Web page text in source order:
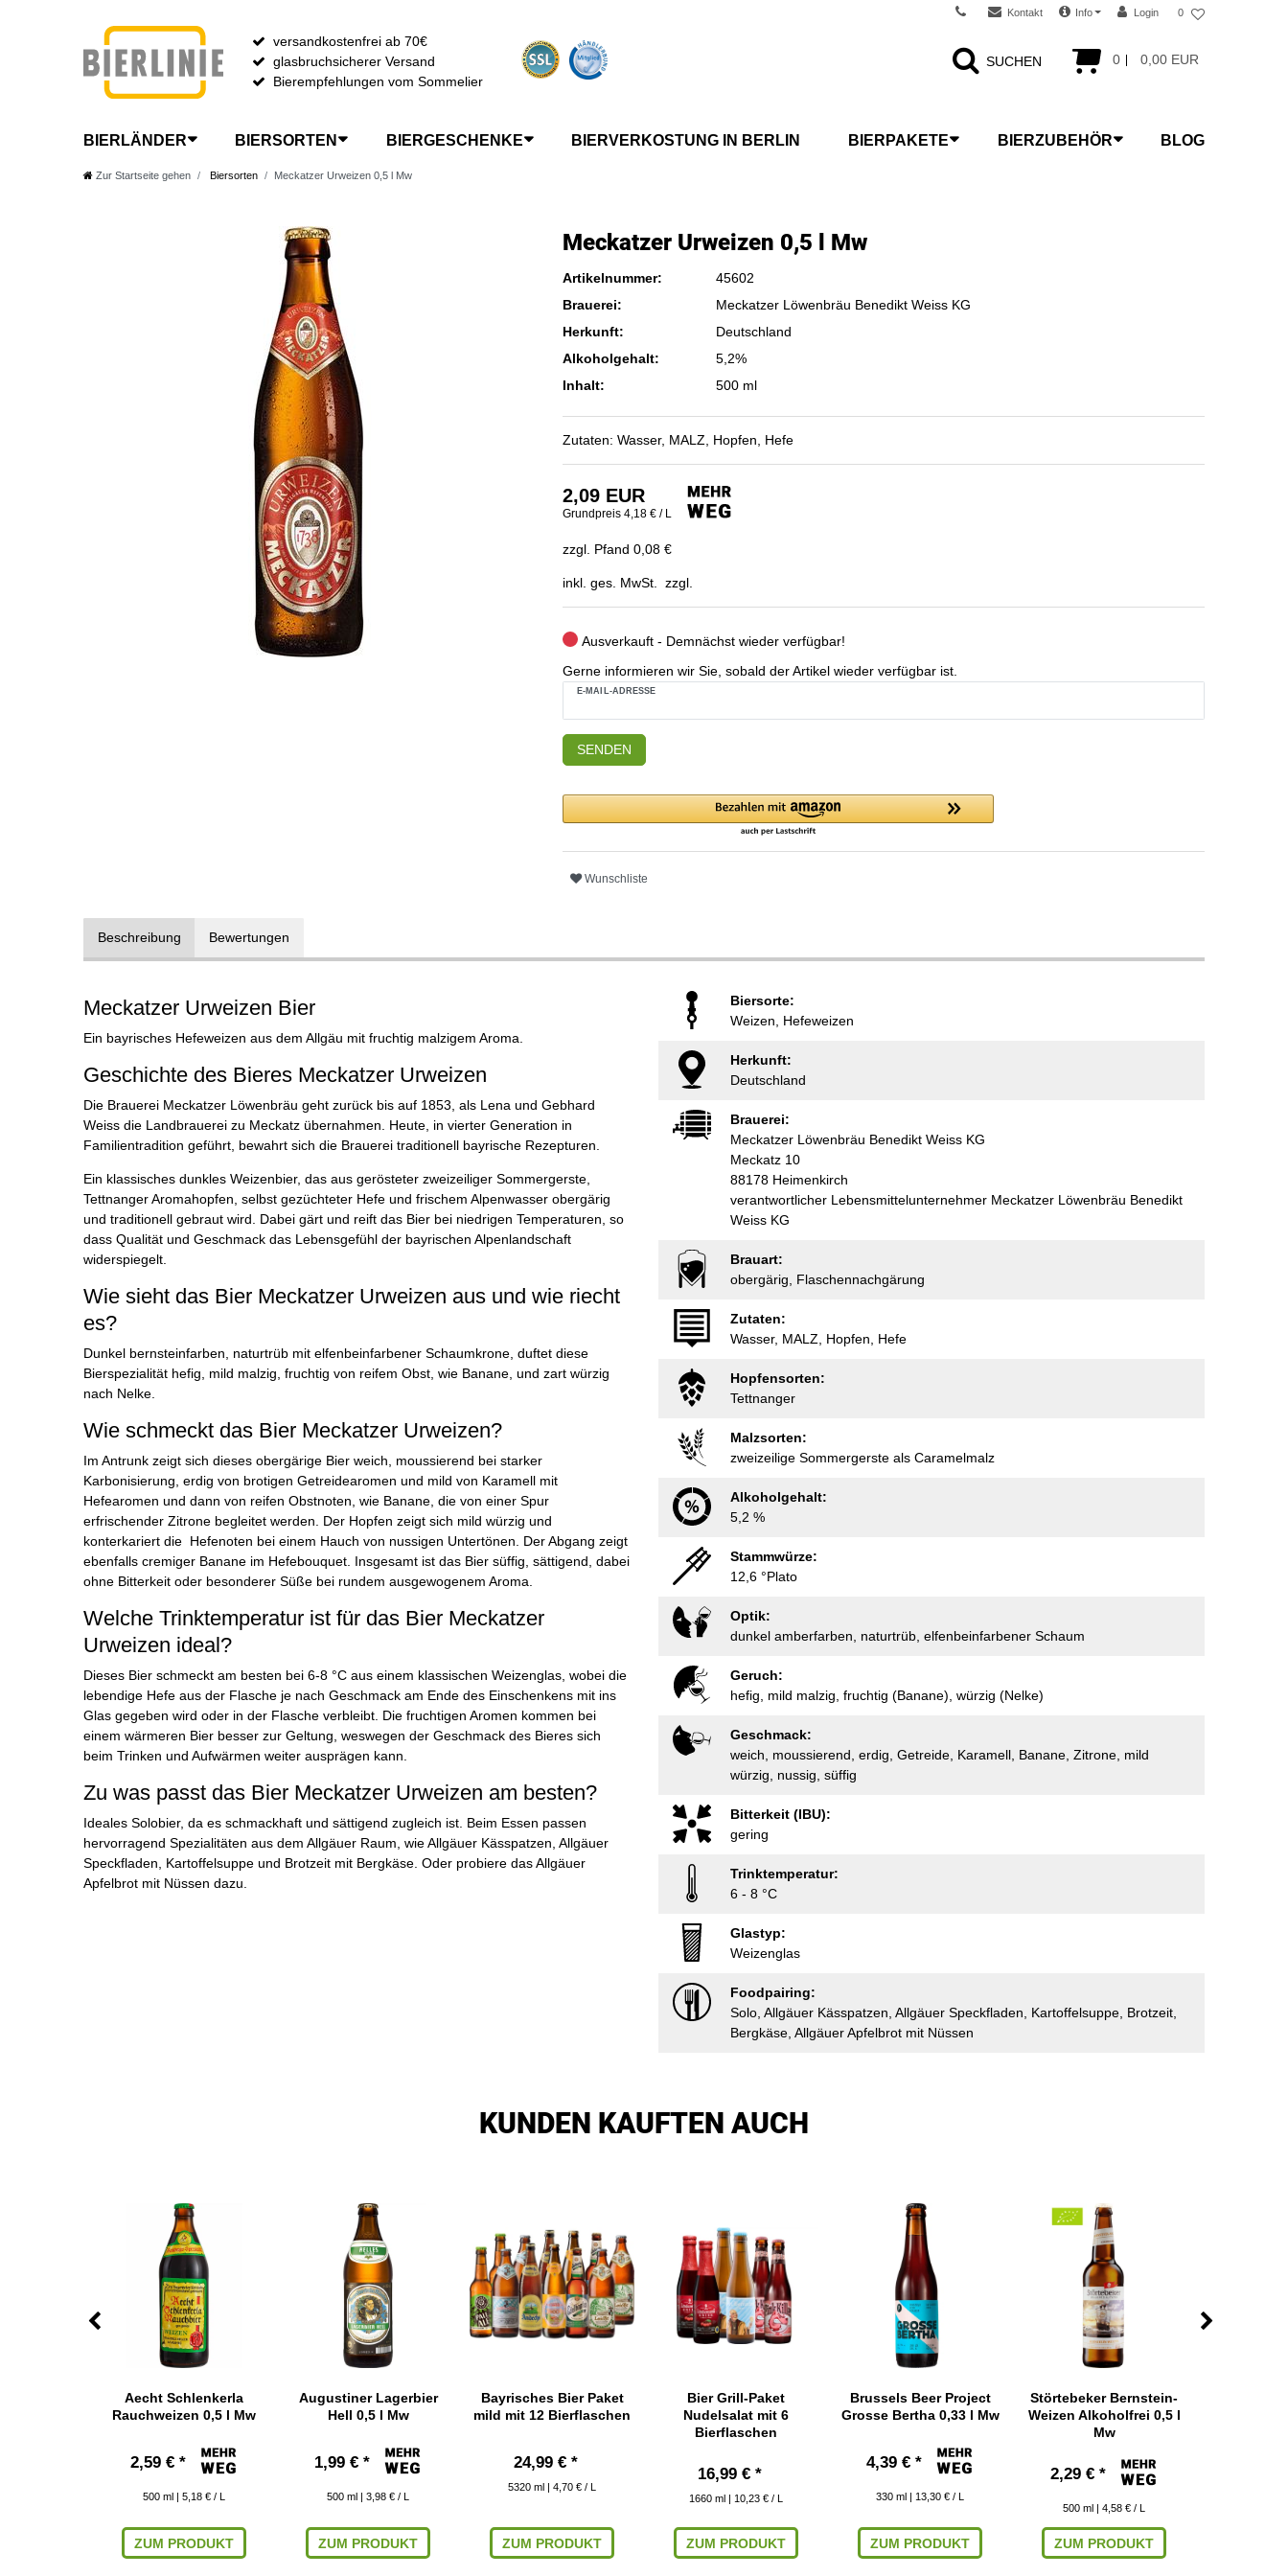
Kontakt Info Login 0
0 0,00 EUR
versandkostenfrei ab 70€
glasbruchsicherer Versand
Bierempfehlungen vom Sommelier
SUCHEN
BIERLÄNDER BIERSORTEN BIERGESCHENKE BIERVERKOSTUNG IN BERLIN BIERPAKETE BIERZUBEHÖR BLOG
Zur Startseite gehen Biersorten Meckatzer Urweizen 0,5 l Mw
Meckatzer Urweizen 0,5 l Mw
Artikelnummer:
45602
Brauerei:
Meckatzer Löwenbräu Benedikt Weiss KG
Herkunft:
Deutschland
Alkoholgehalt:
5,2%
Inhalt:
500 ml
Zutaten: Wasser, MALZ, Hopfen, Hefe
2,09 EUR
Grundpreis 4,18 € / L
zzgl. Pfand 0,08 €
inkl. ges. MwSt. zzgl.
Ausverkauft - Demnächst wieder verfügbar!
Gerne informieren wir Sie, sobald der Artikel wieder verfügbar ist.
E-MAIL-ADRESSE
SENDEN
Wunschliste
Beschreibung Bewertungen
Meckatzer Urweizen Bier
Ein bayrisches Hefeweizen aus dem Allgäu mit fruchtig malzigem Aroma.
Geschichte des Bieres Meckatzer Urweizen
Die Brauerei Meckatzer Löwenbräu geht zurück bis auf 1853, als Lena und Gebhard
Weiss die Landbrauerei zu Meckatz übernahmen. Heute, in vierter Generation in
Familientradition geführt, bewahrt sich die Brauerei traditionell bayrische Rezepturen.
Ein klassisches dunkles Weizenbier, das aus gerösteter zweizeiliger Sommergerste,
Tettnanger Aromahopfen, selbst gezüchteter Hefe und frischem Alpenwasser obergärig
und traditionell gebraut wird. Dabei gärt und reift das Bier bei niedrigen Temperaturen, so
dass Qualität und Geschmack das Lebensgefühl der bayrischen Alpenlandschaft
widerspiegelt.
Wie sieht das Bier Meckatzer Urweizen aus und wie riecht
es?
Dunkel bernsteinfarben, naturtrüb mit elfenbeinfarbener Schaumkrone, duftet diese
Bierspezialität hefig, mild malzig, fruchtig von reifem Obst, wie Banane, und zart würzig
nach Nelke.
Wie schmeckt das Bier Meckatzer Urweizen?
Im Antrunk zeigt sich dieses obergärige Bier weich, moussierend bei starker
Karbonisierung, erdig von brotigen Getreidearomen und mild von Karamell mit
Hefearomen und dann von reifen Obstnoten, wie Banane, die von einer Spur
erfrischender Zitrone begleitet werden. Der Hopfen zeigt sich mild würzig und
konterkariert die Hefenoten bei einem Hauch von nussigen Untertönen. Der Abgang zeigt
ebenfalls cremiger Banane im Hefebouquet. Insgesamt ist das Bier süffig, sättigend, dabei
ohne Bitterkeit oder besonderer Süße bei rundem ausgewogenem Aroma.
Welche Trinktemperatur ist für das Bier Meckatzer
Urweizen ideal?
Dieses Bier schmeckt am besten bei 6-8 °C aus einem klassischen Weizenglas, wobei die
lebendige Hefe aus der Flasche je nach Geschmack am Ende des Einschenkens mit ins
Glas gegeben wird oder in der Flasche verbleibt. Die fruchtigen Aromen kommen bei
einem wärmeren Bier besser zur Geltung, weswegen der Geschmack des Bieres sich
beim Trinken und Aufwärmen weiter ausprägen kann.
Zu was passt das Bier Meckatzer Urweizen am besten?
Ideales Solobier, da es schmackhaft und sättigend zugleich ist. Beim Essen passen
hervorragend Spezialitäten aus dem Allgäuer Raum, wie Allgäuer Kässpatzen, Allgäuer
Speckfladen, Kartoffelsuppe und Brotzeit mit Bergkäse. Oder probiere das Allgäuer
Apfelbrot mit Nüssen dazu.
Biersorte:
Weizen, Hefeweizen
Herkunft:
Deutschland
Brauerei:
Meckatzer Löwenbräu Benedikt Weiss KG
Meckatz 10
88178 Heimenkirch
verantwortlicher Lebensmittelunternehmer Meckatzer Löwenbräu Benedikt
Weiss KG
Brauart:
obergärig, Flaschennachgärung
Zutaten:
Wasser, MALZ, Hopfen, Hefe
Hopfensorten:
Tettnanger
Malzsorten:
zweizeilige Sommergerste als Caramelmalz
Alkoholgehalt:
5,2 %
Stammwürze:
12,6 °Plato
Optik:
dunkel amberfarben, naturtrüb, elfenbeinfarbener Schaum
Geruch:
hefig, mild malzig, fruchtig (Banane), würzig (Nelke)
Geschmack:
weich, moussierend, erdig, Getreide, Karamell, Banane, Zitrone, mild
würzig, nussig, süffig
Bitterkeit (IBU):
gering
Trinktemperatur:
6 - 8 °C
Glastyp:
Weizenglas
Foodpairing:
Solo, Allgäuer Kässpatzen, Allgäuer Speckfladen, Kartoffelsuppe, Brotzeit,
Bergkäse, Allgäuer Apfelbrot mit Nüssen
KUNDEN KAUFTEN AUCH
Aecht Schlenkerla
Rauchweizen 0,5 l Mw
2,59 € *
500 ml | 5,18 € / L
ZUM PRODUKT
Augustiner Lagerbier
Hell 0,5 l Mw
1,99 € *
500 ml | 3,98 € / L
ZUM PRODUKT
Bayrisches Bier Paket
mild mit 12 Bierflaschen
24,99 € *
5320 ml | 4,70 € / L
ZUM PRODUKT
Bier Grill-Paket
Nudelsalat mit 6
Bierflaschen
16,99 € *
1660 ml | 10,23 € / L
ZUM PRODUKT
Brussels Beer Project
Grosse Bertha 0,33 l Mw
4,39 € *
330 ml | 13,30 € / L
ZUM PRODUKT
Störtebeker Bernstein-
Weizen Alkoholfrei 0,5 l
Mw
2,29 € *
500 ml | 4,58 € / L
ZUM PRODUKT